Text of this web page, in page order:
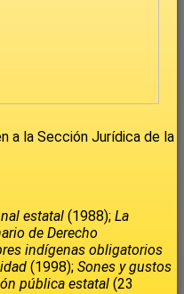
a la Sección Jurídica de la
estatal (1988); La
de Derecho
indígenas obligatorios
(1998); Sones y gustos
pública estatal (23